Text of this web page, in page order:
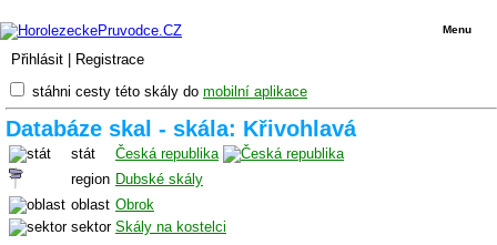
Přihlásit Registrace
Menu
stáhni cesty této skály do mobilní aplikace
Databáze skal - skála: Křivohlavá
stát
Česká republika
region Dubské skály
oblast Obrok
sektor Skály na kostelci